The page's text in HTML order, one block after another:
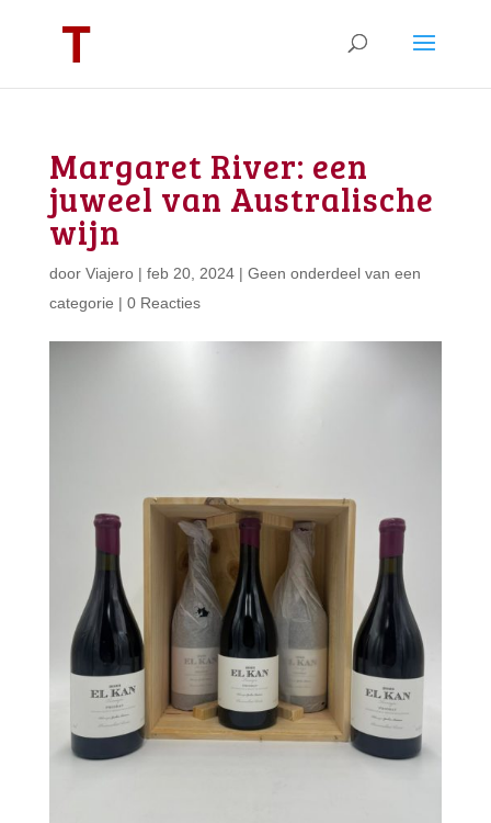
Margaret River: een
juweel van Australische
wijn
door Viajero| feb 20, 2024| Geen onderdeel van een
categorie | 0 Reacties